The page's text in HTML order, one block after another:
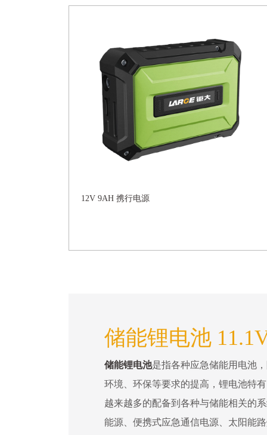
12V 9AH 携行电源
储能锂电池
储能锂电池是指各种应急储能用电池
环境、环保等要求的提高，锂电池特
越来越多的配备到各种与储能相关的
能源、便携式应急通信电源、太阳能